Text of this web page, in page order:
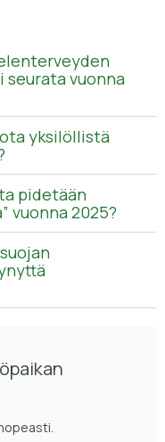
seurata vuonna
yksilöllistä
pidetään
vuonna 2025?